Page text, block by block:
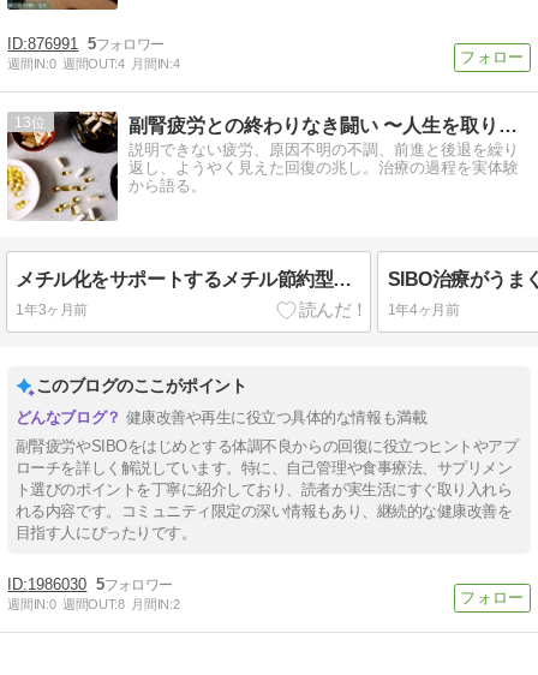
876991 5
週間IN:0 週間OUT:4 月間IN:4
13 副腎疲労との終わりなき闘い 〜人生を取り戻す〜
説明できない疲労、原因不明の不調、前進と後退を繰り
返し、ようやく見えた回復の兆し。治療の過程を実体験
から語る。
メチル化をサポートするメチル節約型サプリメント
1年3ヶ月前 1年4ヶ月前
このブログのここがポイント
健康改善や再生に役立つ具体的な情報も満載
副腎疲労やSIBOをはじめとする体調不良からの回復に役立つヒントやアプ
ローチを詳しく解説しています。特に、自己管理や食事療法、サプリメン
ト選びのポイントを丁寧に紹介しており、読者が実生活にすぐ取り入れら
れる内容です。コミュニティ限定の深い情報もあり、継続的な健康改善を
目指す人にぴったりです。
1986030 5
週間IN:0 週間OUT:8 月間IN:2